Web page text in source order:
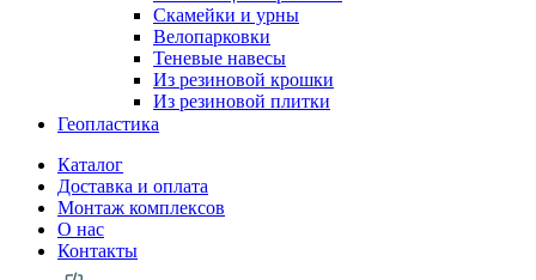
Скамейки и урны
Велопарковки
Теневые навесы
Из резиновой крошки
Из резиновой плитки
Геопластика
Каталог
Доставка и оплата
Монтаж комплексов
О нас
Контакты